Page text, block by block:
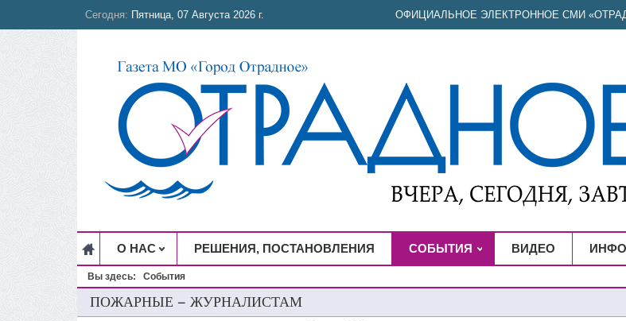
Сегодня: Пятница, 07 Августа 2026 г. ОФИЦИАЛЬНОЕ ЭЛЕКТРОННОЕ СМИ
О НАС РЕШЕНИЯ, ПОСТАНОВЛЕНИЯ СОБЫТИЯ ВИДЕО
Вы здесь: События
ПОЖАРНЫЕ – ЖУРНАЛИСТАМ